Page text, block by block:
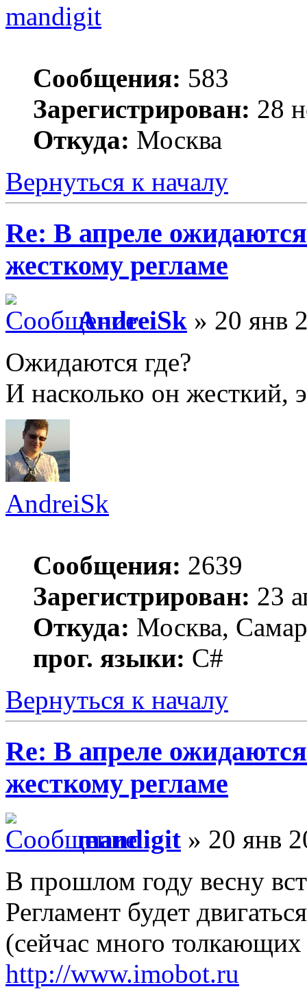
mandigit
Сообщения: 583
Зарегистрирован: 28
Откуда: Москва
Вернуться к началу
Re: В апреле
жесткому регламе
AndreiSk » 20 янв
Ожидаются где?
И насколько он жесткий,
AndreiSk
Сообщения: 2639
Зарегистрирован: 23
Откуда: Москва,
прог. языки: C#
Вернуться к началу
Re: В апреле
жесткому регламе
mandigit » 20 янв
В прошлом году весну
Регламент будет
(сейчас много
http://www.imobot.ru